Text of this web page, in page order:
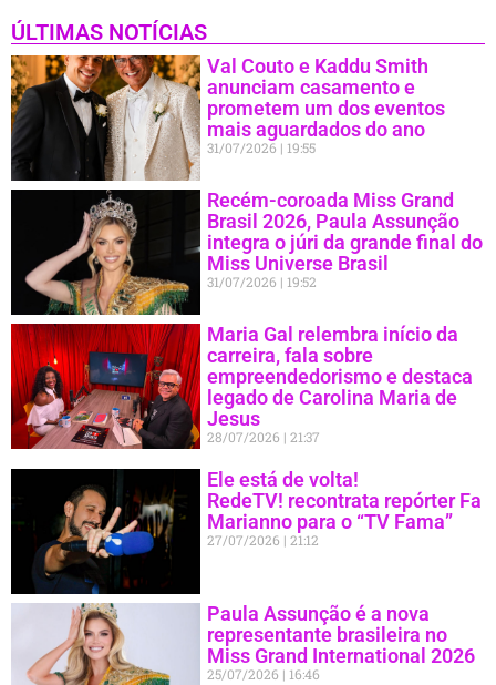
ÚLTIMAS NOTÍCIAS
Val Couto e Kaddu Smith
anunciam casamento e
prometem um dos eventos
mais aguardados do ano
31/07/2026 19:55
Recém-coroada Miss Grand
Brasil 2026, Paula Assunção
integra o júri da grande final do
Miss Universe Brasil
31/07/2026 19:52
Maria Gal relembra início da
carreira, fala sobre
empreendedorismo e destaca
legado de Carolina Maria de
Jesus
28/07/2026 21:37
Ele está de volta!
RedeTV! recontrata repórter Fa
Marianno para o “TV Fama”
27/07/2026 21:12
Paula Assunção é a nova
representante brasileira no
Miss Grand International 2026
25/07/2026 16:46